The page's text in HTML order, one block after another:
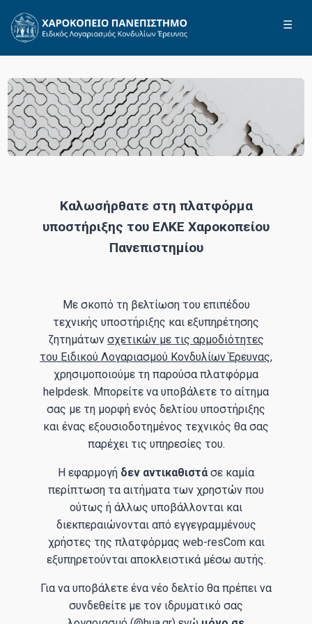
☰
Καλωσήρθατε στη πλατφόρμα
υποστήριξης του ΕΛΚΕ Χαροκοπείου
Πανεπιστημίου
Με σκοπό τη βελτίωση του επιπέδου
τεχνικής υποστήριξης και εξυπηρέτησης
ζητημάτων σχετικών με τις αρμοδιότητες
του Ειδικού Λογαριασμού Κονδυλίων Έρευνας,
χρησιμοποιούμε τη παρούσα πλατφόρμα
helpdesk. Μπορείτε να υποβάλετε το αίτημα
σας με τη μορφή ενός δελτίου υποστήριξης
και ένας εξουσιοδοτημένος τεχνικός θα σας
παρέχει τις υπηρεσίες του.
Η εφαρμογή δεν αντικαθιστάσε καμία
περίπτωση τα αιτήματα των χρηστών που
ούτως ή άλλως υποβάλλονται και
διεκπεραιώνονται από εγγεγραμμένους
χρήστες της πλατφόρμας web-resCom και
εξυπηρετούνται αποκλειστικά μέσω αυτής.
Για να υποβάλετε ένα νέο δελτίο θα πρέπει να
συνδεθείτε με τον ιδρυματικό σας